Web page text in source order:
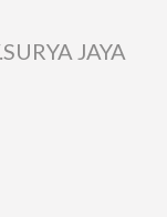
JAYA